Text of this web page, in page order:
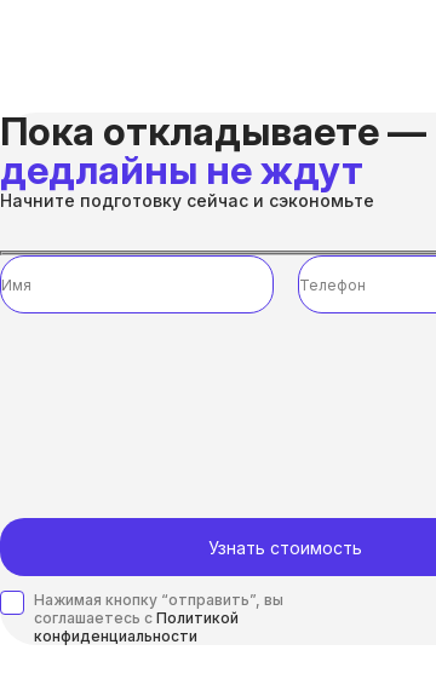
Пока откладываете —
дедлайны не ждут
Начните подготовку сейчас и сэкономьте
Узнать стоимость
Нажимая кнопку “отправить”, вы
соглашаетесь с Политикой
конфиденциальности